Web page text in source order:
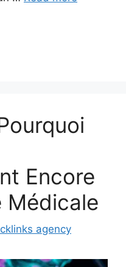
Encore
Médicale
agency